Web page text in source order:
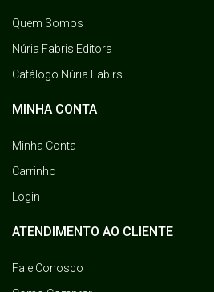
Quem Somos
Núria Fabris Editora
Catálogo Núria Fabirs
MINHA CONTA
Minha Conta
Carrinho
Login
ATENDIMENTO AO CLIENTE
Fale Conosco